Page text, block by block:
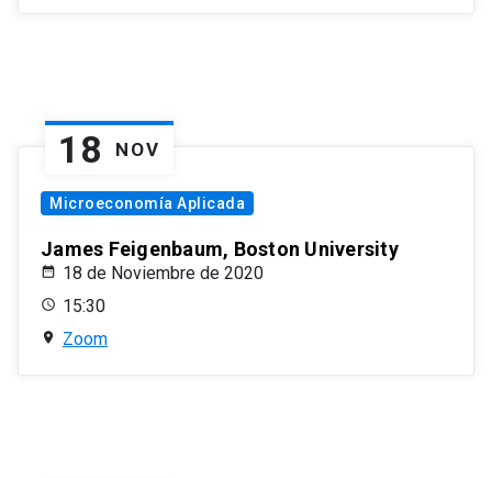
18 NOV
Microeconomía Aplicada
James Feigenbaum, Boston University
18 de Noviembre de 2020
15:30
Zoom